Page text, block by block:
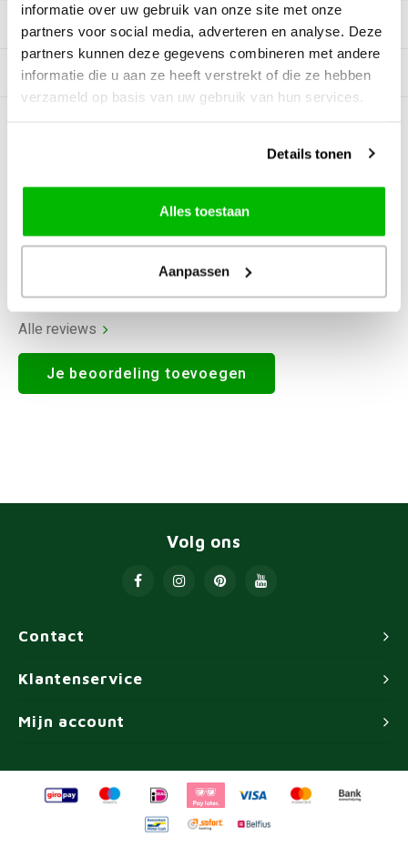
informatie over uw gebruik van onze site met onze
partners voor social media, adverteren en analyse. Deze
partners kunnen deze gegevens combineren met andere
informatie die u aan ze heeft verstrekt of die ze hebben
verzameld op basis van uw gebruik van hun services.
Details tonen
Alles toestaan
Aanpassen
Productomschrijving
Gerelateerde producten
0Reviews
Alle reviews
Je beoordeling toevoegen
Contact
Volg ons
Klantenservice
Mijn account